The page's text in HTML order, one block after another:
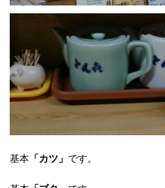
基本 「カツ」 です。